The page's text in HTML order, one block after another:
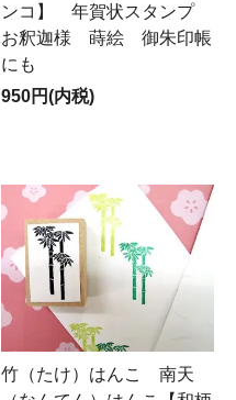
ンコ】 年賀状スタンプ
お釈迦様 蒔絵 御朱印帳
にも
950円(内税)
竹（たけ）はんこ 南天